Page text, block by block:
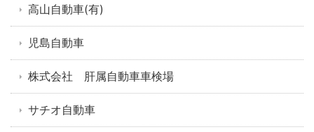
高山自動車(有)
児島自動車
株式会社 肝属自動車車検場
サチオ自動車